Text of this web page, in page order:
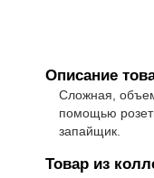
Описание
Сложная,
помощью
запайщик.
Товар из